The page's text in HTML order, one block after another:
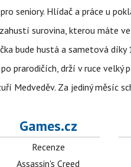
seniory. Hlídač a práce u
surovina, kterou máte
bude hustá a sametová
prarodičích, drží v ruce
Medveděv. Za jediný měsíc
Games.cz
Recenze
Assassin's Creed